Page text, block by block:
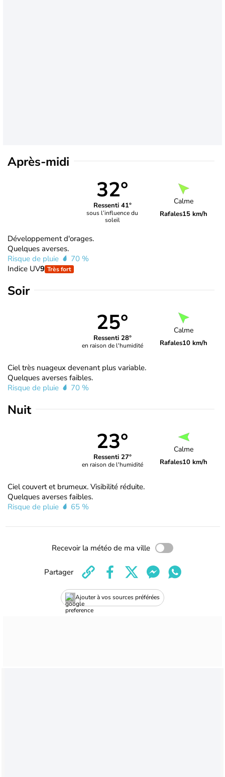
Après-midi
32°
Ressenti 41°
sous l’influence du
soleil
Calme
Rafales15 km/h
Développement d'orages.
Quelques averses.
Risque de pluie
70 %
Indice UV9 Très fort
Soir
25°
Ressenti 28°
en raison de l'humidité
Calme
Rafales10 km/h
Ciel très nuageux devenant plus variable.
Quelques averses faibles.
Risque de pluie
70 %
Nuit
23°
Ressenti 27°
en raison de l'humidité
Calme
Rafales10 km/h
Ciel couvert et brumeux. Visibilité réduite.
Quelques averses faibles.
Risque de pluie
65 %
Recevoir la météo de ma ville
Ajouter à vos sources préférées
Partager